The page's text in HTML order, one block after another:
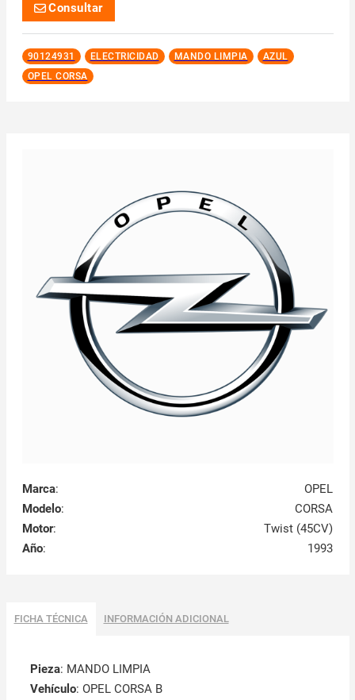
Consultar
90124931 ELECTRICIDAD MANDO LIMPIA
AZUL
OPEL CORSA
Marca:
OPEL
Modelo:
CORSA
Motor:
Twist (45CV)
Año: 1993
FICHA TÉCNICA INFORMACIÓN ADICIONAL
Pieza: MANDO LIMPIA
Vehículo: OPEL CORSA B